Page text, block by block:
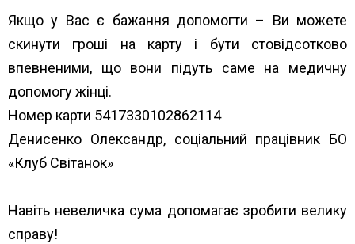
Якщо у Вас є бажання допомогти – Ви можете
скинути гроші на карту і бути стовідсотково
впевненими, що вони підуть саме на медичну
допомогу жінці.
Номер карти 5417330102862114
Денисенко Олександр, соціальний працівник БО
«Клуб Світанок»
Навіть невеличка сума допомагає зробити велику
справу!